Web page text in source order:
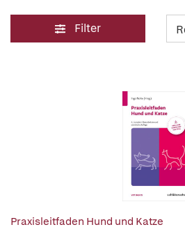
Filter
Praxisleitfaden Hund und Katze